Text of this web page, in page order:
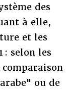
des
à elle,
et les
: selon les
ou de